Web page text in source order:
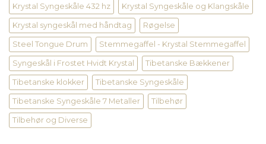
Krystal Syngeskåle 432 hz Krystal Syngeskåle og Klangskåle
Krystal syngeskål med håndtag Røgelse
Steel Tongue Drum Stemmegaffel - Krystal Stemmegaffel
Syngeskål i Frostet Hvidt Krystal Tibetanske Bækkener
Tibetanske klokker Tibetanske Syngeskåle
Tibetanske Syngeskåle 7 Metaller Tilbehør
Tilbehør og Diverse